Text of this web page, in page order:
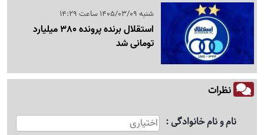
شنبه 1405/03/09 ساعت 14:29
استقلال برنده پرونده 380 میلیارد
تومانی شد
نظرات
نام و نام خانوادگی